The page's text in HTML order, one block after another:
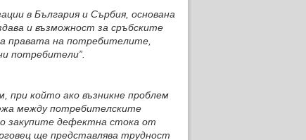
в България и Сърбия, основана
и възможност за сръбските
правата на потребителите,
потребители”.
при който ако възникне проблем
между потребителските
закупите дефектна стока от
ще представлява трудност